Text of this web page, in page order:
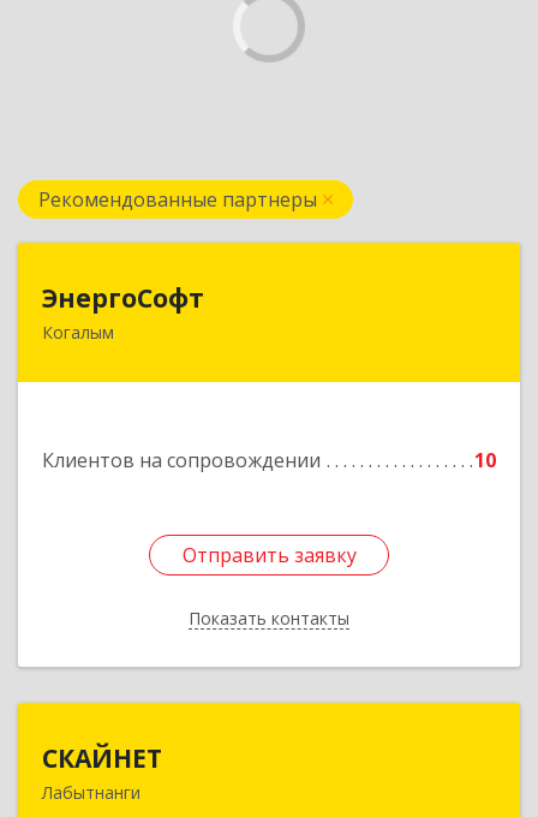
Рекомендованные партнеры
ЭнергоСофт
Когалым
Клиентов на сопровождении 10
Отправить заявку
Показать контакты
628485, Ханты-Мансийский Автономный округ
Подробнее
Отправить заявку
Назад
СКАЙНЕТ
Лабытнанги
629400, Ямало-Ненецкий АО, Лабытнанги г,